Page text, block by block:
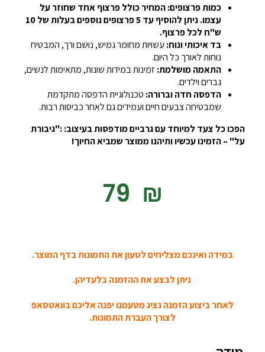
כמות פרצופים: המחיר כולל פרצוף אחד שחוזר על
עצמו. ניתן להוסיף עד 5 פרצופים נוספים בעלות של 10
ש"ח לכל פרצוף.
בד איכותי ונוח: עשויות מחומר גמיש, נושם ורך, המבטיח
נוחות לאורך כל היום.
התאמה מושלמת: זמינות במידות שונות, מתאימות לנשים,
גברים וילדים.
הדפסה חדה וברורה: טכנולוגיית הדפסה מתקדמת
שמבטיחה צבעים חיים ועמידים גם לאחר כביסות רבות.
הפכו כל צעד למיוחד עם גרביים מודפסות בעיצוב: :"גיבורת
על" – הזמינו עכשיו ותיהנו ממוצר שמביא החיוך!
‎79 ₪
במידה ואינכם מצליחים לטעון את התמונות בדף המוצר.
ניתן לבצע את ההזמנה בלעדיהן.
לאחר ביצוע הזמנה נציג מטעמנו יפנה אליכם בוואטסאפ
לצורך העברת התמונות.